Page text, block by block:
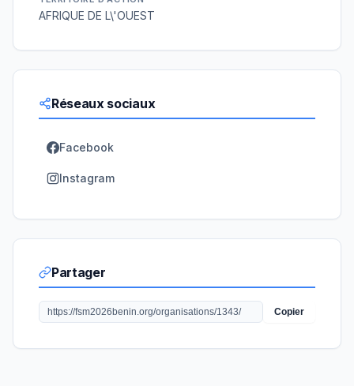
AFRIQUE DE L\'OUEST
Réseaux sociaux
Facebook
Instagram
Partager
Copier